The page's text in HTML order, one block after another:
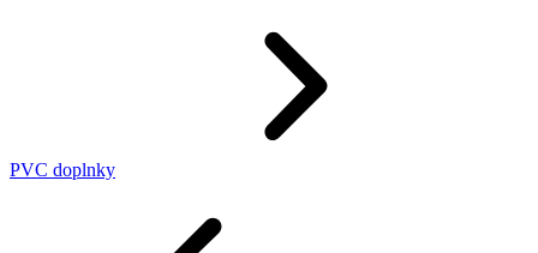
PVC doplnky